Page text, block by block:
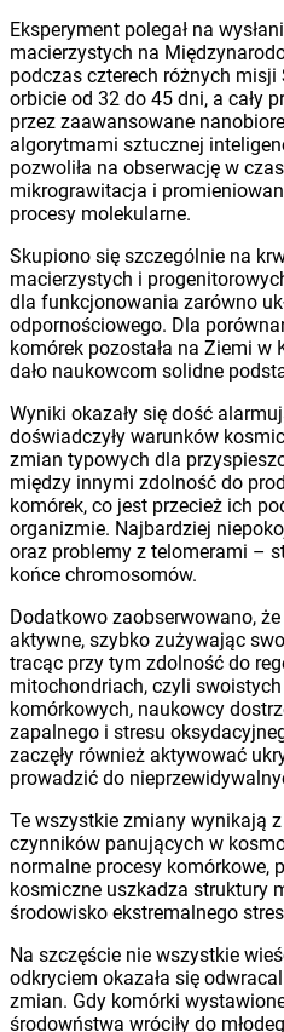
Eksperyment polegał na
macierzystych na
podczas czterech różnych misji
orbicie od 32 do 45 dni, a cały
przez zaawansowane
algorytmami sztucznej
pozwoliła na obserwację w
mikrograwitacja i
procesy molekularne.
Skupiono się szczególnie na
macierzystych i
dla funkcjonowania zarówno
odpornościowego. Dla
komórek pozostała na Ziemi w
dało naukowcom solidne
Wyniki okazały się dość
doświadczyły warunków
zmian typowych dla
między innymi zdolność do
komórek, co jest przecież ich
organizmie. Najbardziej
oraz problemy z telomerami –
końce chromosomów.
Dodatkowo zaobserwowano,
aktywne, szybko zużywając
tracąc przy tym zdolność do
mitochondriach, czyli
komórkowych, naukowcy
zapalnego i stresu
zaczęły również aktywować
prowadzić do
Te wszystkie zmiany wynikają
czynników panujących w
normalne procesy komórkowe,
kosmiczne uszkadza struktury
środowisko ekstremalnego
Na szczęście nie wszystkie
odkryciem okazała się
zmian. Gdy komórki
środowństwa wróciły do